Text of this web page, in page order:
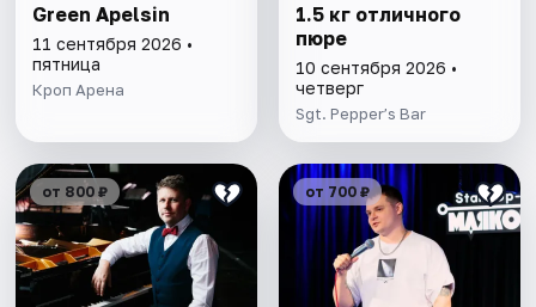
Green Apelsin
11 сентября 2026 •
пятница
Кроп Арена
1.5 кг отличного
пюре
10 сентября 2026 •
четверг
Sgt. Pepper’s Bar
от 800 ₽ от 700 ₽